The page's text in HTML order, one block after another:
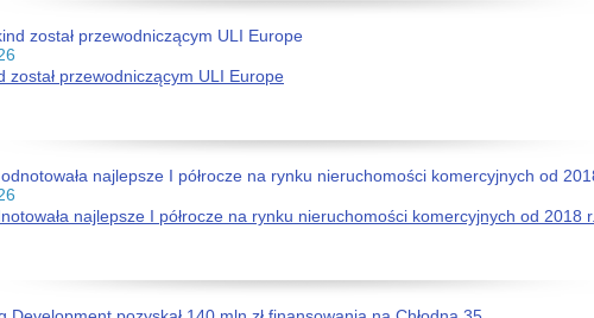
został przewodniczącym ULI Europe
najlepsze I półrocze na rynku nieruchomości komercyjnych od 2018 r.